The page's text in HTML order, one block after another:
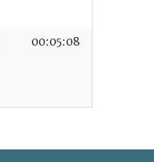
00:05:08